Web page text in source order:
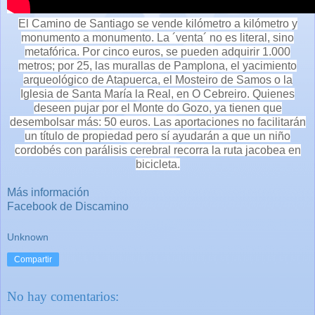
El Camino de Santiago se vende kilómetro a kilómetro y
monumento a monumento. La ´venta´ no es literal, sino
metafórica. Por cinco euros, se pueden adquirir 1.000
metros; por 25, las murallas de Pamplona, el yacimiento
arqueológico de Atapuerca, el Mosteiro de Samos o la
Iglesia de Santa María la Real, en O Cebreiro. Quienes
deseen pujar por el Monte do Gozo, ya tienen que
desembolsar más: 50 euros. Las aportaciones no facilitarán
un título de propiedad pero sí ayudarán a que un niño
cordobés con parálisis cerebral recorra la ruta jacobea en
bicicleta.
Más información
Facebook de Discamino
Unknown
Compartir
No hay comentarios: